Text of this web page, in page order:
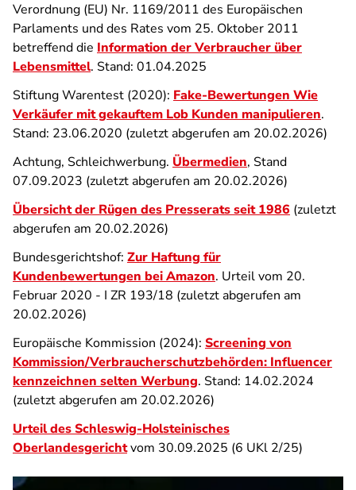
Verordnung (EU) Nr. 1169/2011 des Europäischen
Parlaments und des Rates vom 25. Oktober 2011
betreffend die Information der Verbraucher über
Lebensmittel. Stand: 01.04.2025
Stiftung Warentest (2020): Fake-Bewertungen Wie
Verkäufer mit gekauftem Lob Kunden manipulieren.
Stand: 23.06.2020 (zuletzt abgerufen am 20.02.2026)
Achtung, Schleichwerbung. Übermedien, Stand
07.09.2023 (zuletzt abgerufen am 20.02.2026)
Übersicht der Rügen des Presserats seit 1986 (zuletzt
abgerufen am 20.02.2026)
Bundesgerichtshof: Zur Haftung für
Kundenbewertungen bei Amazon. Urteil vom 20.
Februar 2020 - I ZR 193/18 (zuletzt abgerufen am
20.02.2026)
Europäische Kommission (2024): Screening von
Kommission/Verbraucherschutzbehörden: Influencer
kennzeichnen selten Werbung. Stand: 14.02.2024
(zuletzt abgerufen am 20.02.2026)
Urteil des Schleswig-Holsteinisches
Oberlandesgerichtvom 30.09.2025 (6 UKl 2/25)